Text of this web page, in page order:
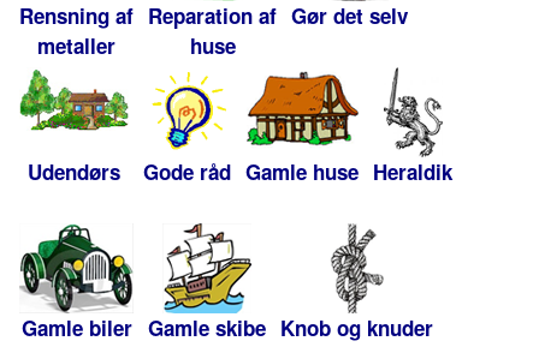
Rensning af
metaller
Reparation af
huse
Gør det selv
Udendørs Gode råd Gamle huse Heraldik
Gamle biler Gamle skibe Knob og knuder